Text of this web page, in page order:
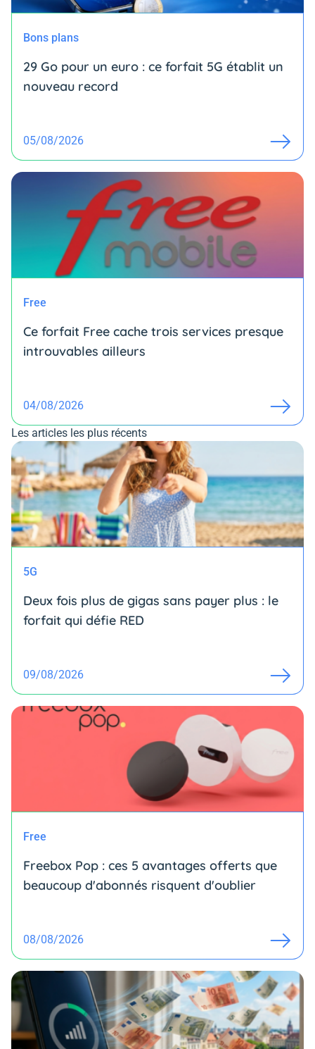
Bons plans
29 Go pour un euro : ce forfait 5G établit un
nouveau record
05/08/2026
Free
Ce forfait Free cache trois services presque
introuvables ailleurs
04/08/2026
Les articles les plus récents
5G
Deux fois plus de gigas sans payer plus : le
forfait qui défie RED
09/08/2026
Free
Freebox Pop : ces 5 avantages offerts que
beaucoup d'abonnés risquent d'oublier
08/08/2026